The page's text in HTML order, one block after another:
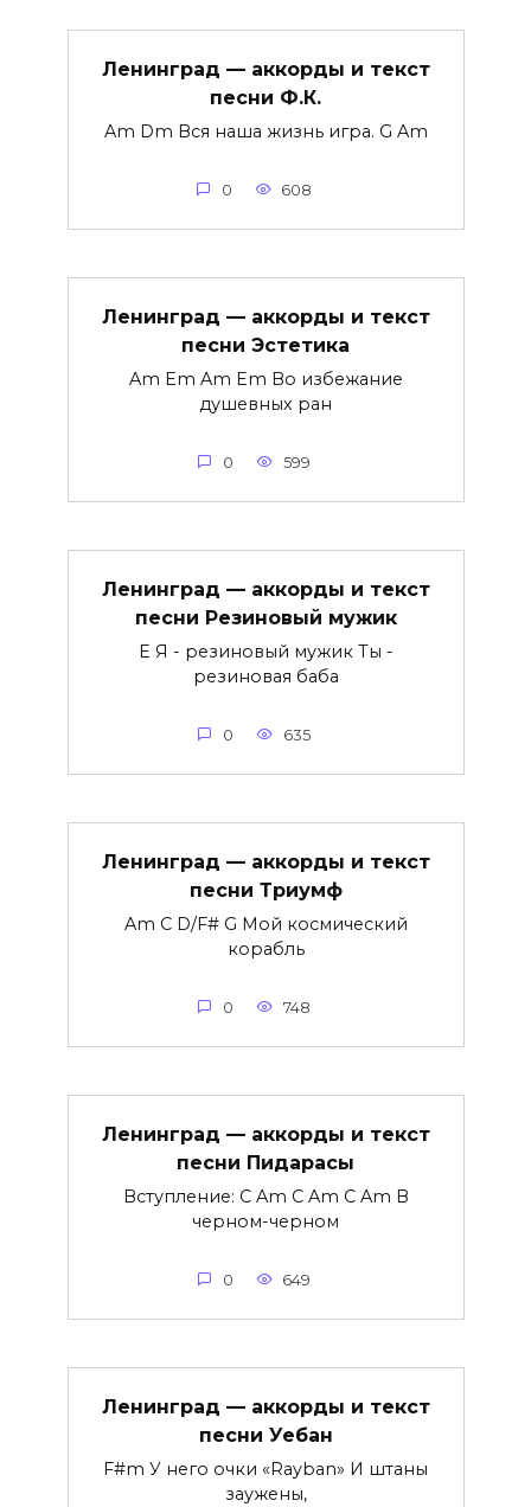
Ленинград — аккорды и текст
песни Ф.К.
Am Dm Вся наша жизнь игра. G Am
0 608
Ленинград — аккорды и текст
песни Эстетика
Am Em Am Em Во избежание
душевных ран
0 599
Ленинград — аккорды и текст
песни Резиновый мужик
E Я - резиновый мужик Ты -
резиновая баба
0 635
Ленинград — аккорды и текст
песни Триумф
Am C D/F# G Мой космический
корабль
0 748
Ленинград — аккорды и текст
песни Пидарасы
Вступление: C Am C Am C Am В
черном-черном
0 649
Ленинград — аккорды и текст
песни Уебан
F#m У него очки «Rayban» И штаны
заужены,